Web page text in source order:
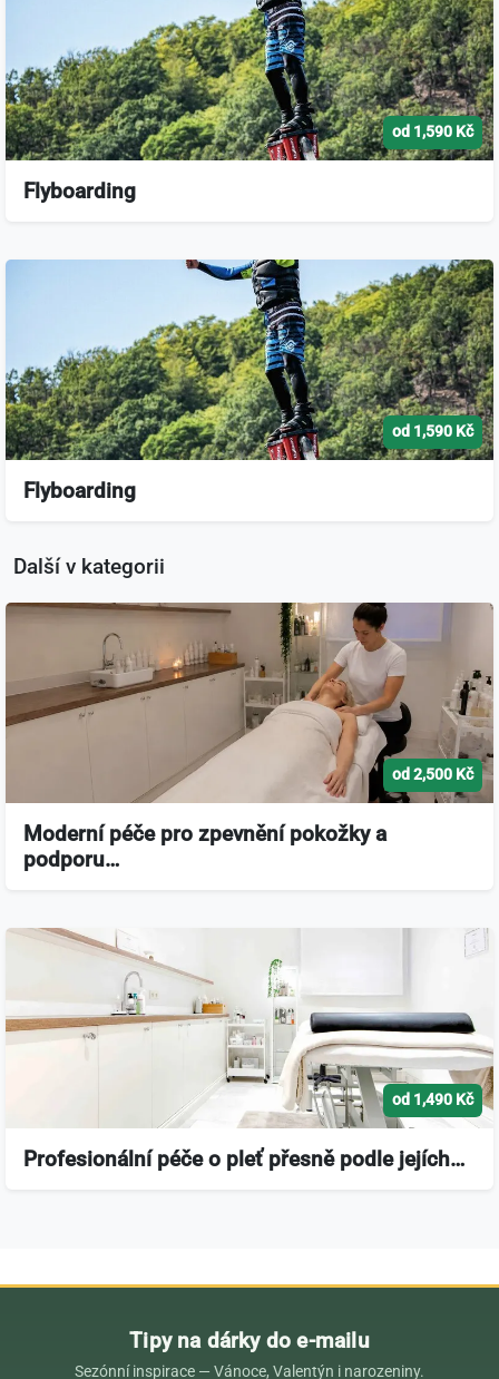
od 1,590 Kč
Flyboarding
od 1,590 Kč
Flyboarding
Další v kategorii
od 2,500 Kč
Moderní péče pro zpevnění pokožky a
podporu…
od 1,490 Kč
Profesionální péče o pleť přesně podle jejích…
Tipy na dárky do e-mailu
Sezónní inspirace — Vánoce, Valentýn i narozeniny.